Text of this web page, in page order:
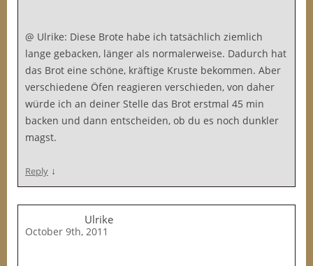
@ Ulrike: Diese Brote habe ich tatsächlich ziemlich
lange gebacken, länger als normalerweise. Dadurch hat
das Brot eine schöne, kräftige Kruste bekommen. Aber
verschiedene Öfen reagieren verschieden, von daher
würde ich an deiner Stelle das Brot erstmal 45 min
backen und dann entscheiden, ob du es noch dunkler
magst.
Reply ↓
Ulrike
October 9th, 2011